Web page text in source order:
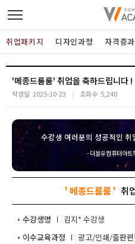
디자인정규과정
게임과정
자격증과정
커뮤니티
취업패키지 디자인과정 자격증
'메종드룸룸'
작성일 2025-10-23 조회수 5,240
수강생 여러분의 성공적인
- 더블유컴퓨터아트
' 메종드룸룸 '
수강생명
김지*
이수교육과정
광고/인쇄/출판편